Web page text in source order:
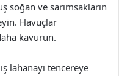
soğan ve sarımsakların
Havuçlar
kavurun.
lahanayı tencereye